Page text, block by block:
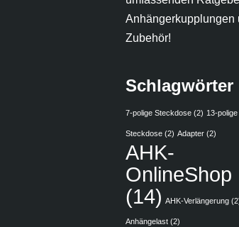
Anhängerkupplungen
Zubehör!
Schlagwörter
7-polige Steckdose (2) 13-polige
Steckdose (2) Adapter (2)
AHK-
OnlineShop
(14) AHK-Verlängerung
Anhängelast (2)